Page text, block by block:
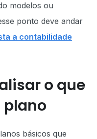
modelos ou
ponto deve andar
a contabilidade
o que
plano
básicos que